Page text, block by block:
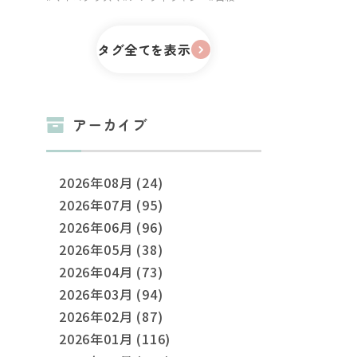
タグ全てを表示
アーカイブ
2026年08月 (24)
2026年07月 (95)
2026年06月 (96)
2026年05月 (38)
2026年04月 (73)
2026年03月 (94)
2026年02月 (87)
2026年01月 (116)